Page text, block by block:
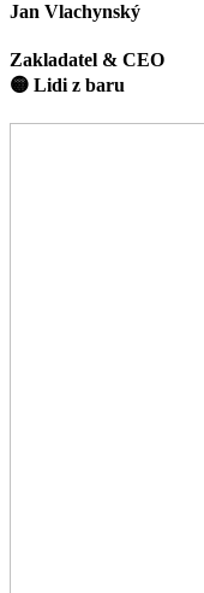
Jan Vlachynský
Zakladatel & CEO
🟡 Lidi z baru